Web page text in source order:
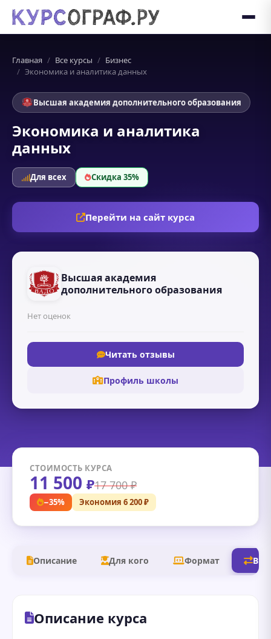
Главная Все курсы
Бизнес
Экономика и аналитика данных
Высшая академия дополнительного образования
Экономика и аналитика
данных
Для всех Скидка 35%
Перейти на сайт курса
Высшая академия
дополнительного образования
Нет оценок
Читать отзывы
Профиль школы
СТОИМОСТЬ КУРСА
11 500 ₽17 700 ₽
−35% Экономия 6 200 ₽
Описание Для кого Формат В
Описание курса